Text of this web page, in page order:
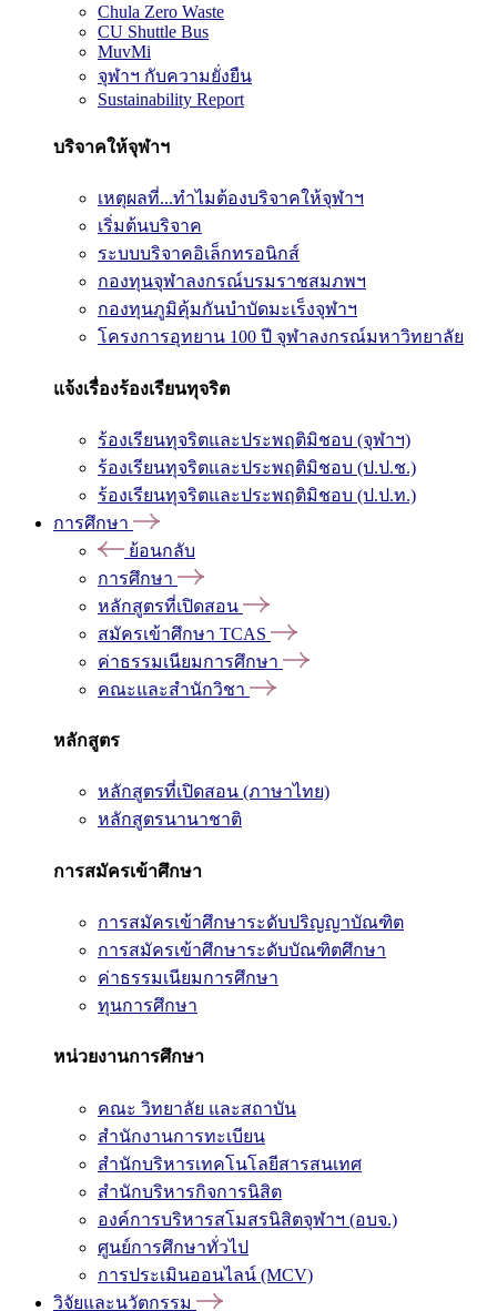
Chula Zero Waste
CU Shuttle Bus
MuvMi
จุฬาฯ กับความยั่งยืน
Sustainability Report
บริจาคให้จุฬาฯ
เหตุผลที่...ทำไมต้องบริจาคให้จุฬาฯ
เริ่มต้นบริจาค
ระบบบริจาคอิเล็กทรอนิกส์
กองทุนจุฬาลงกรณ์บรมราชสมภพฯ
กองทุนภูมิคุ้มกันบำบัดมะเร็งจุฬาฯ
โครงการอุทยาน 100 ปี จุฬาลงกรณ์มหาวิทยาลัย
แจ้งเรื่องร้องเรียนทุจริต
ร้องเรียนทุจริตและประพฤติมิชอบ (จุฬาฯ)
ร้องเรียนทุจริตและประพฤติมิชอบ (ป.ป.ช.)
ร้องเรียนทุจริตและประพฤติมิชอบ (ป.ป.ท.)
การศึกษา
ย้อนกลับ
การศึกษา
หลักสูตรที่เปิดสอน
สมัครเข้าศึกษา TCAS
ค่าธรรมเนียมการศึกษา
คณะและสำนักวิชา
หลักสูตร
หลักสูตรที่เปิดสอน (ภาษาไทย)
หลักสูตรนานาชาติ
การสมัครเข้าศึกษา
การสมัครเข้าศึกษาระดับปริญญาบัณฑิต
การสมัครเข้าศึกษาระดับบัณฑิตศึกษา
ค่าธรรมเนียมการศึกษา
ทุนการศึกษา
หน่วยงานการศึกษา
คณะ วิทยาลัย และสถาบัน
สำนักงานการทะเบียน
สำนักบริหารเทคโนโลยีสารสนเทศ
สำนักบริหารกิจการนิสิต
องค์การบริหารสโมสรนิสิตจุฬาฯ (อบจ.)
ศูนย์การศึกษาทั่วไป
การประเมินออนไลน์ (MCV)
วิจัยและนวัตกรรม